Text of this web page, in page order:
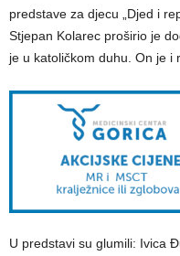
predstave za djecu „Djed i
Stjepan Kolarec proširio je
je u katoličkom duhu. On je i
U predstavi su glumili: Ivica